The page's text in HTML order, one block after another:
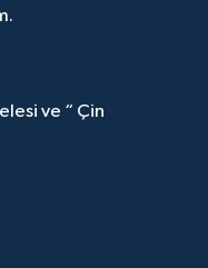
ve “ Çin